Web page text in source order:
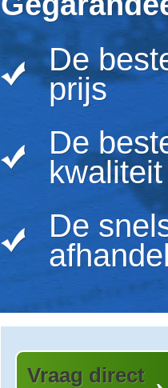
De
prijs
De
kwaliteit
De
Vraag direct